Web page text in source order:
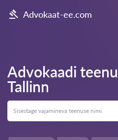
Advokaat-ee.com
Advokaadi
Tallinn